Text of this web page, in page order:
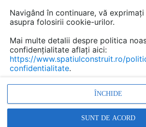
Când se plantează lavanda în grădină
Navigând în continuare, vă
asupra folosirii cookie-urilor.
Mai multe detalii despre politica
confidențialitate aflați aici:
https://www.spatiulconstruit.ro/
confidentialitate.
ÎNCHIDE
SUNT DE ACORD